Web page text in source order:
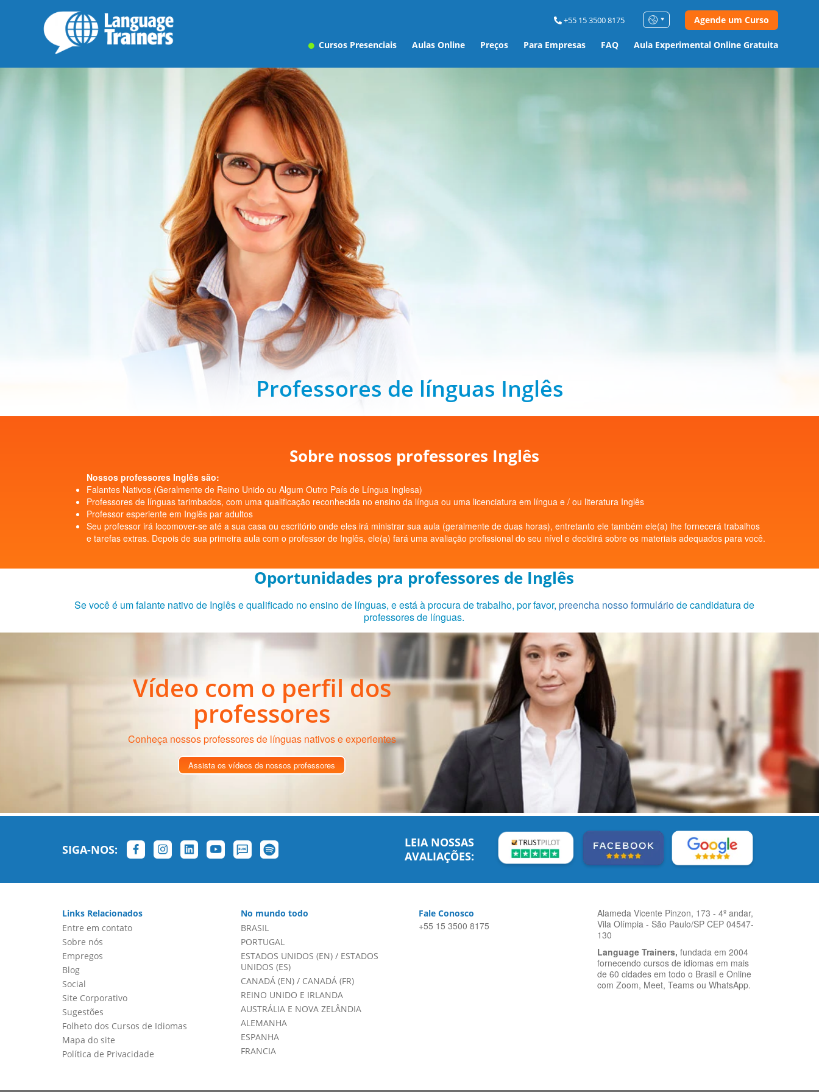
Cursos Presenciais Aulas Online Preços Para Empresas FAQ Aula Experimental Online Gratuita
+55 15 3500 8175 Agende um Curso
Professores de línguas Inglês
Sobre nossos professores Inglês
Nossos professores Inglês são:
Falantes Nativos (Geralmente de Reino Unido ou Algum Outro País de Língua Inglesa)
Professores de línguas tarimbados, com uma qualificação reconhecida no ensino da língua ou uma licenciatura em língua e / ou literatura Inglês
Professor esperiente em Inglês par adultos
Seu professor irá locomover-se até a sua casa ou escritório onde eles irá ministrar sua aula (geralmente de duas horas), entretanto ele também ele(a) lhe fornecerá trabalhos
e tarefas extras. Depois de sua primeira aula com o professor de Inglês, ele(a) fará uma avaliação profissional do seu nível e decidirá sobre os materiais adequados para você.
Oportunidades pra professores de Inglês
Se você é um falante nativo de Inglês e qualificado no ensino de línguas, e está à procura de trabalho, por favor, preencha nosso formuláriode candidatura de
professores de línguas.
Vídeo com o perfil dos
professores
Conheça nossos professores de línguas nativos e experientes
Assista os vídeos de nossos professores
SIGA-NOS:
LEIA NOSSAS
AVALIAÇÕES:
Links Relacionados
Entre em contato
Sobre nós
Empregos
Blog
Social
Site Corporativo
Sugestões
Folheto dos Cursos de Idiomas
Mapa do site
Política de Privacidade
No mundo todo
BRASIL
PORTUGAL
ESTADOS UNIDOS (EN)/ ESTADOS
UNIDOS (ES)
CANADÁ (EN)/ CANADÁ (FR)
REINO UNIDO E IRLANDA
AUSTRÁLIA E NOVA ZELÂNDIA
ALEMANHA
ESPANHA
FRANCIA
Fale Conosco
+55 15 3500 8175
Alameda Vicente Pinzon, 173 - 4º andar,
Vila Olímpia - São Paulo/SP CEP 04547-
130
Language Trainers, fundada em 2004
fornecendo cursos de idiomas em mais
de 60 cidades em todo o Brasil e Online
com Zoom, Meet, Teams ou WhatsApp.